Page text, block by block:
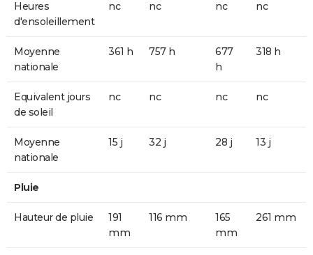
Heures
d'ensoleillement
nc nc nc nc
Moyenne
nationale
361 h 757 h
677
h
318 h
Equivalent jours
de soleil
nc nc nc nc
Moyenne
nationale
15 j 32 j 28 j 13 j
Pluie
Hauteur de pluie
191
mm
116 mm
165
mm
261 mm